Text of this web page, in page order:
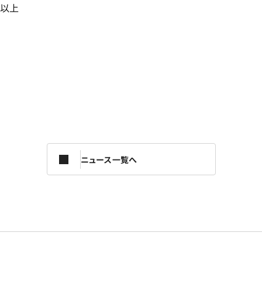
以上
ニュース一覧へ